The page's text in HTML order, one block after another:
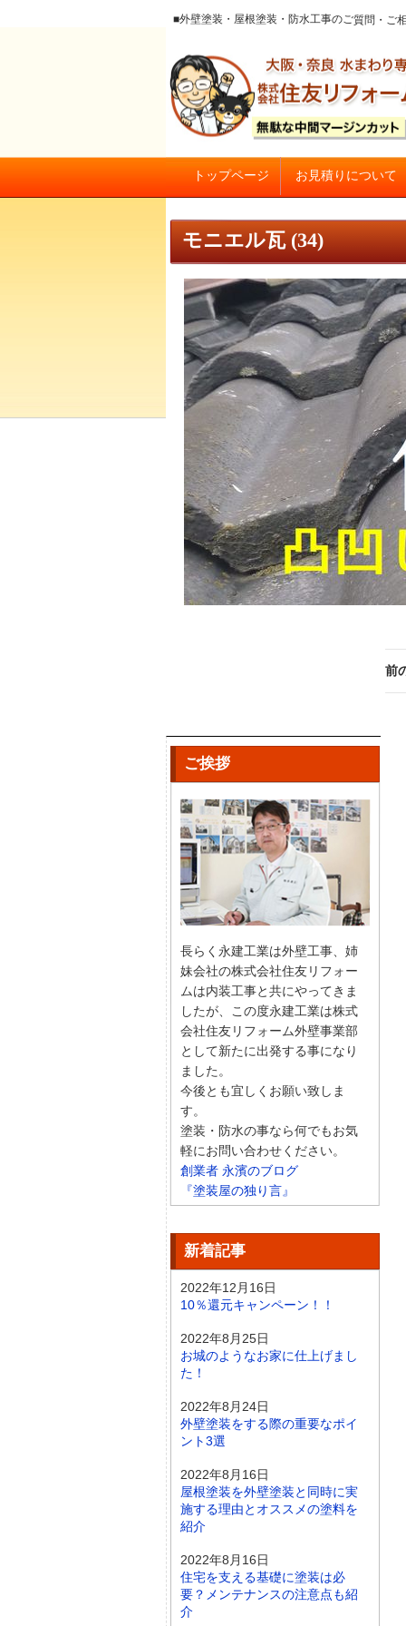
■外壁塗装・屋根塗装・防水工事のご質
大阪の外壁塗装・屋根塗装 戸
トップページ お見積りについて
モニエル瓦 (34)
前
ご挨拶
長らく永建工業は外壁工事、姉
妹会社の株式会社住友リフォー
ムは内装工事と共にやってきま
したが、この度永建工業は株式
会社住友リフォーム外壁事業部
として新たに出発する事になり
ました。
今後とも宜しくお願い致しま
す。
塗装・防水の事なら何でもお気
軽にお問い合わせください。
創業者 永濱のブログ
『塗装屋の独り言』
新着記事
2022年12月16日
10％還元キャンペーン！！
2022年8月25日
お城のようなお家に仕上げまし
た！
2022年8月24日
外壁塗装をする際の重要なポイ
ント3選
2022年8月16日
屋根塗装を外壁塗装と同時に実
施する理由とオススメの塗料を
紹介
2022年8月16日
住宅を支える基礎に塗装は必
要？メンテナンスの注意点も紹
介